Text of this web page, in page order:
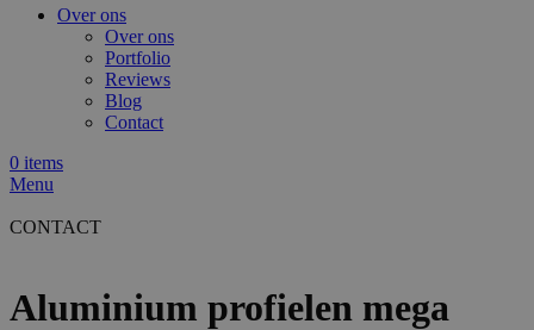
Over ons
Over ons
Portfolio
Reviews
Blog
Contact
0 items
Menu
CONTACT
Aluminium profielen mega